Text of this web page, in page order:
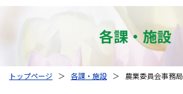
各課・施設
トップページ ＞ 各課・施設 ＞ 農業委員会事務局